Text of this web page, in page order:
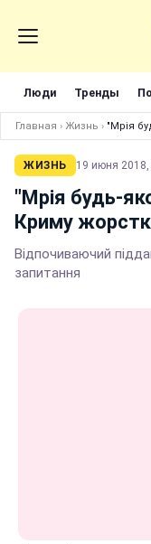
Люди Тренды
Главная › Жизнь › "Мрія
ЖИЗНЬ 19 июня 2018,
"Мрія будь-
Криму
Відпочиваючий
запитання